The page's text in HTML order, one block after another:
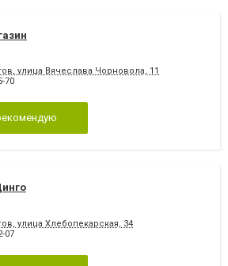
улица Вячеслава Чорновола, 11
70
улица Хлебопекарская, 34
07